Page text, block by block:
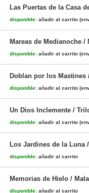
Las Puertas de la Casa
disponible: añadir al carrito
Mareas de Medianoche /
disponible: añadir al carrito
Doblan por los Mastines
disponible: añadir al carrito
Un Dios Inclemente /
disponible: añadir al carrito
Los Jardines de la Luna
disponible: añadir al carrito
Memorias de Hielo /
disponible: añadir al carrito